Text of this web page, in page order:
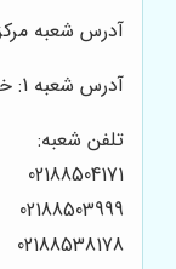
آدرس شعبه مرکزی:
آدرس شعبه 1: خیابان بهشتی جنب مترو شهید قدوسی برج زرین واحد 2/2
تلفن شعبه:
02188504171
02188503999
02188538178